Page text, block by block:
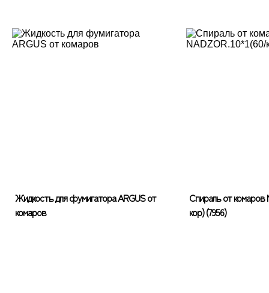
Жидкость для фумигатора ARGUS от
комаров
Спираль от комаров
кор) (7956)